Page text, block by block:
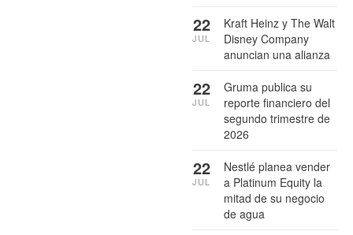
Kraft Heinz y The Walt
Disney Company
anuncian una alianza
22
JUL
Gruma publica su
reporte financiero del
segundo trimestre de
2026
22
JUL
Nestlé planea vender
a Platinum Equity la
mitad de su negocio
de agua
22
JUL